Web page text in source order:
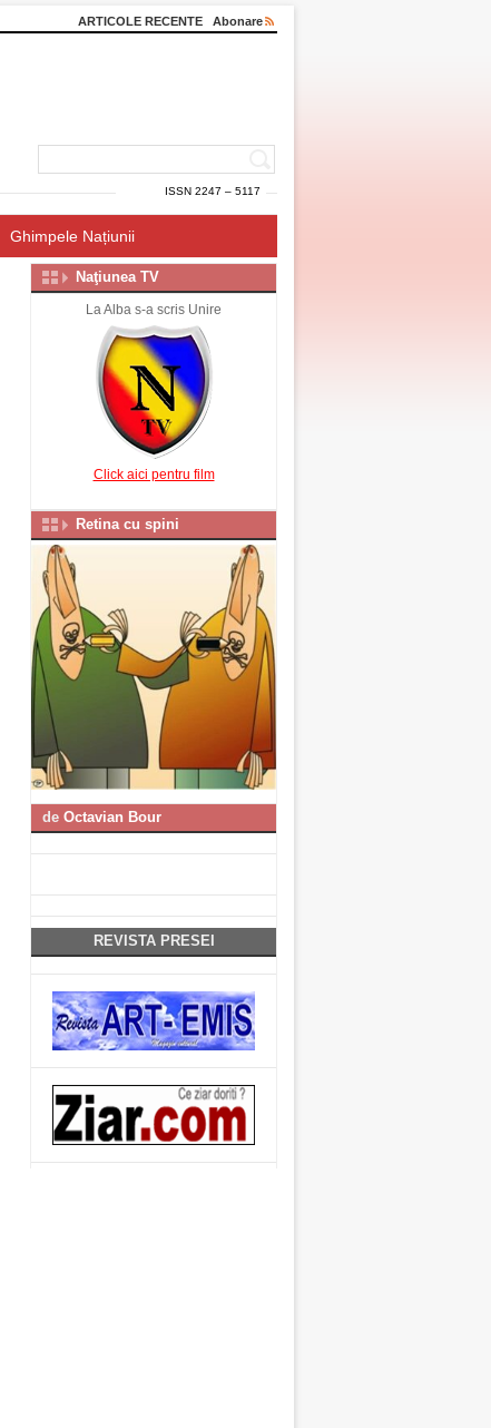
ARTICOLE RECENTE Abonare
ISSN 2247 – 5117
Ghimpele Națiunii
Naţiunea TV
La Alba s-a scris Unire
Click aici pentru film
Retina cu spini
de Octavian Bour
REVISTA PRESEI